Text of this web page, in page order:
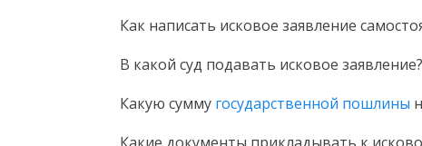
Как написать исковое заявление
В какой суд подавать исковое заявление?
Какую сумму государственной пошлины